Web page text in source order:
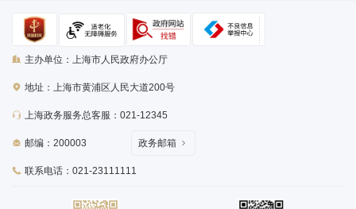
主办单位：上海市人民政府办公厅
地址：上海市黄浦区人民大道200号
上海政务服务总客服：021-12345
邮编：200003
联系电话：021-23111111
政务邮箱